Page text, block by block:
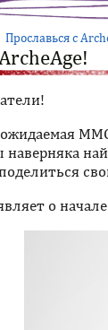
Прославься с
о